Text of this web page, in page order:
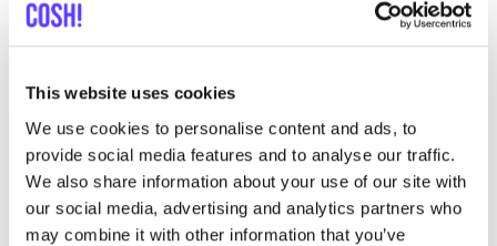
This website uses cookies
We use cookies to personalise content and ads, to
provide social media features and to analyse our traffic.
We also share information about your use of our site with
our social media, advertising and analytics partners who
may combine it with other information that you’ve